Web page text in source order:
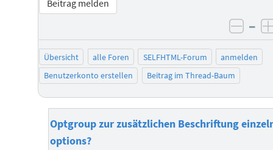
Beitrag melden
–
Übersicht alle Foren SELFHTML-Forum
anmelden
Benutzerkonto erstellen
Beitrag im Thread-Baum
Optgroup zur zusätzlichen Beschriftung
options?